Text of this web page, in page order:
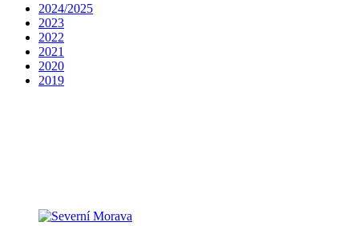
2024/2025
2023
2022
2021
2020
2019